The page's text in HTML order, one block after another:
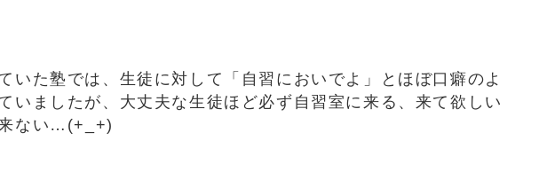
いた塾では、生徒に対して「自習においでよ」とほぼ口癖のよ
いましたが、大丈夫な生徒ほど必ず自習室に来る、来て欲しい
ない…(+_+)